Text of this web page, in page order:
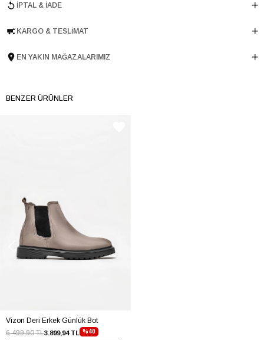
En
36 cm
Ürün Cinsi
Omuz Çantası
İPTAL & İADE
KARGO & TESLIMAT
EN YAKIN MAĞAZALARIMIZ
BENZER ÜRÜNLER
Vizon Deri Erkek Günlük Bot
%40
3.899,94 TL
6.499,90 TL